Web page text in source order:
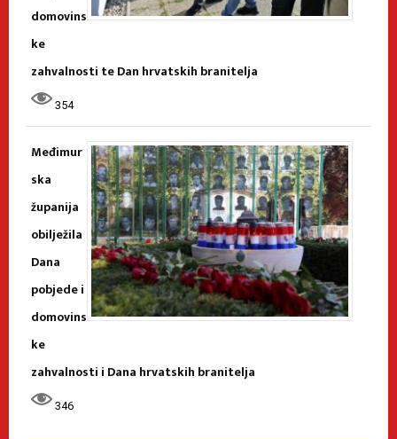
domovins
ke
zahvalnosti te Dan hrvatskih branitelja
354
Međimur
ska
županija
obilježila
Dana
pobjede i
domovins
ke
zahvalnosti i Dana hrvatskih branitelja
346